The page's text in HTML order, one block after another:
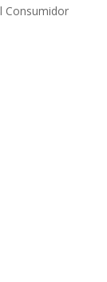
Consumidor